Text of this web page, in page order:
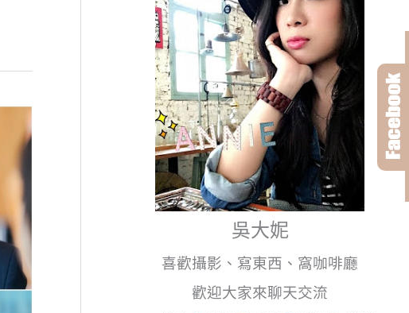
吳大妮
喜歡攝影、寫東西、窩咖啡廳
歡迎大家來聊天交流